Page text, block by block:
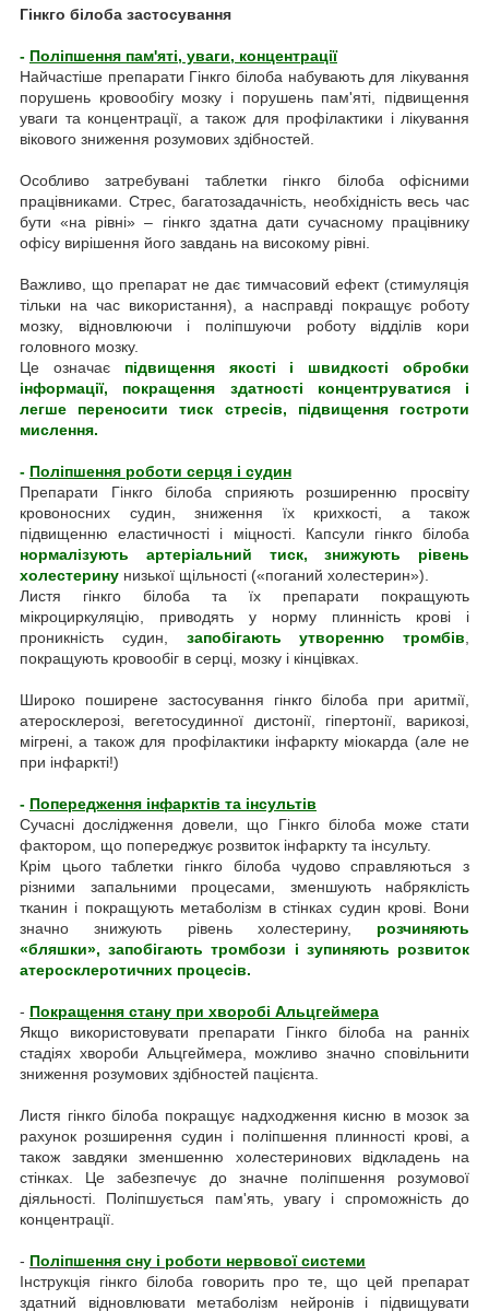
Гінкго білоба застосування
- Поліпшення пам'яті, уваги, концентрації
Найчастіше препарати Гінкго білоба набувають для лікування
порушень кровообігу мозку і порушень пам'яті, підвищення
уваги та концентрації, а також для профілактики і лікування
вікового зниження розумових здібностей.
Особливо затребувані таблетки гінкго білоба офісними
працівниками. Стрес, багатозадачність, необхідність весь час
бути «на рівні» – гінкго здатна дати сучасному працівнику
офісу вирішення його завдань на високому рівні.
Важливо, що препарат не дає тимчасовий ефект (стимуляція
тільки на час використання), а насправді покращує роботу
мозку, відновлюючи і поліпшуючи роботу відділів кори
головного мозку.
Це означає підвищення якості і швидкості обробки
інформації, покращення здатності концентруватися і
легше переносити тиск стресів, підвищення гостроти
мислення.
- Поліпшення роботи серця і судин
Препарати Гінкго білоба сприяють розширенню просвіту
кровоносних судин, зниження їх крихкості, а також
підвищенню еластичності і міцності. Капсули гінкго білоба
нормалізують артеріальний тиск, знижують рівень
холестерину низької щільності («поганий холестерин»).
Листя гінкго білоба та їх препарати покращують
мікроциркуляцію, приводять у норму плинність крові і
проникність судин, запобігають утворенню тромбів,
покращують кровообіг в серці, мозку і кінцівках.
Широко поширене застосування гінкго білоба при аритмії,
атеросклерозі, вегетосудинної дистонії, гіпертонії, варикозі,
мігрені, а також для профілактики інфаркту міокарда (але не
при інфаркті!)
- Попередження інфарктів та інсультів
Сучасні дослідження довели, що Гінкго білоба може стати
фактором, що попереджує розвиток інфаркту та інсульту.
Крім цього таблетки гінкго білоба чудово справляються з
різними запальними процесами, зменшують набряклість
тканин і покращують метаболізм в стінках судин крові. Вони
значно знижують рівень холестерину, розчиняють
«бляшки», запобігають тромбози і зупиняють розвиток
атеросклеротичних процесів.
- Покращення стану при хворобі Альцгеймера
Якщо використовувати препарати Гінкго білоба на ранніх
стадіях хвороби Альцгеймера, можливо значно сповільнити
зниження розумових здібностей пацієнта.
Листя гінкго білоба покращує надходження кисню в мозок за
рахунок розширення судин і поліпшення плинності крові, а
також завдяки зменшенню холестеринових відкладень на
стінках. Це забезпечує до значне поліпшення розумової
діяльності. Поліпшується пам'ять, увагу і спроможність до
концентрації.
- Поліпшення сну і роботи нервової системи
Інструкція гінкго білоба говорить про те, що цей препарат
здатний відновлювати метаболізм нейронів і підвищувати